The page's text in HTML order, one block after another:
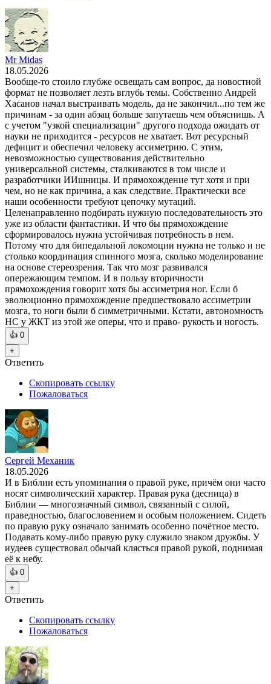
Mr Midas
18.05.2026
Вообще-то стоило глубже освещать сам вопрос, да новостной
формат не позволяет лезть вглубь темы. Собственно Андрей
Хасанов начал выстраивать модель, да не закончил...по тем же
причинам - за один абзац больше запутаешь чем объяснишь. А
с учетом "узкой специализации" другого подхода ожидать от
науки не приходится - ресурсов не хватает. Вот ресурсный
дефицит и обеспечил человеку ассиметрию. С этим,
невозможностью существования действительно
универсальной системы, сталкиваются в том числе и
разработчики ИИшницы. И прямохождение тут хотя и при
чем, но не как причина, а как следствие. Практически все
наши особенности требуют цепочку мутаций.
Целенаправленно подбирать нужную последовательность это
уже из области фантастики. И что бы прямохождение
сформировалось нужна устойчивая потребность в нем.
Потому что для бипедальной локомоции нужна не только и не
столько координация спинного мозга, сколько моделирование
на основе стереозрения. Так что мозг развивался
опережающим темпом. И в пользу вторичности
прямохождения говорит хотя бы ассиметрия ног. Если б
эволюционно прямохождение предшествовало ассиметрии
мозга, то ноги были б симметричными. Кстати, автономность
НС у ЖКТ из этой же оперы, что и право- рукость и ногость.
👍 0
+
Ответить
Скопировать ссылку
Пожаловаться
Сергей Механик
18.05.2026
И в Библии есть упоминания о правой руке, причём они часто
носят символический характер. Правая рука (десница) в
Библии — многозначный символ, связанный с силой,
праведностью, благословением и особым положением. Сидеть
по правую руку означало занимать особенно почётное место.
Подавать кому-либо правую руку служило знаком дружбы. У
иудеев существовал обычай клясться правой рукой, поднимая
её к небу.
👍 0
+
Ответить
Скопировать ссылку
Пожаловаться